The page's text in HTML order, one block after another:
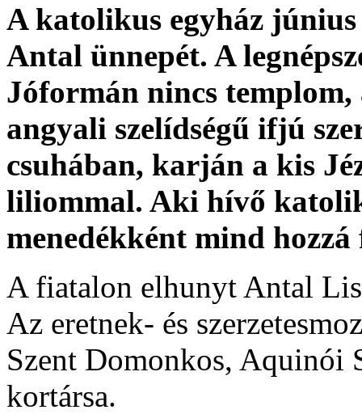
A katolikus egyház
Antal ünnepét. A
Jóformán nincs
angyali szelídségű ifjú
csuhában, karján a kis
liliommal. Aki hívő
menedékként mind
A fiatalon elhunyt Antal
Az eretnek- és
Szent Domonkos, Aquinói
kortársa.